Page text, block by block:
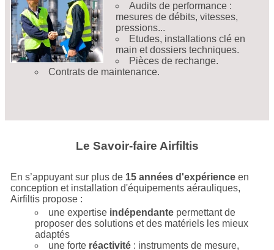
Audits de performance :
mesures de débits, vitesses,
pressions...
Etudes, installations clé en
main et dossiers techniques.
Pièces de rechange.
Contrats de maintenance.
Le Savoir-faire Airfiltis
En s’appuyant sur plus de 15 années d'expérienceen
conception et installation d'équipements aérauliques,
Airfiltis propose :
une expertise indépendantepermettant de
proposer des solutions et des matériels les mieux
adaptés
une forte réactivité: instruments de mesure,